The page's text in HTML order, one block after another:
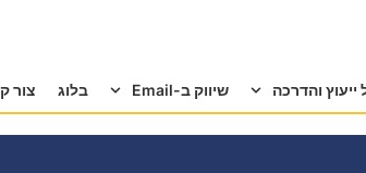
ייעוץ והדרכה שיווק ב-Email בלוג צור